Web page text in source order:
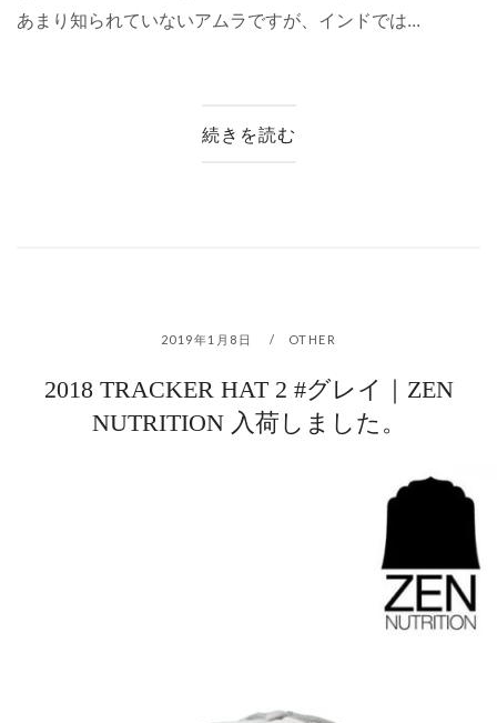
あまり知られていないアムラですが、インドでは...
続きを読む
2019年1月8日 OTHER
2018 TRACKER HAT 2 #グレイ｜ZEN
NUTRITION 入荷しました。